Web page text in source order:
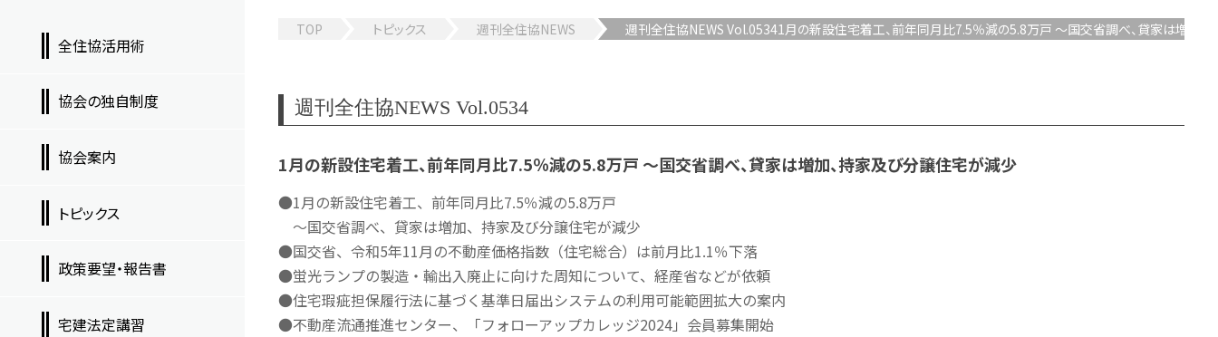
TOP トピックス 週刊全住協NEWS 週刊全住協NEWS Vol.05341月の新設住宅着工、前年同月比7.5％減の5.8万戸 ～国交省調べ、貸家は増加、
週刊全住協NEWS Vol.0534
1月の新設住宅着工、前年同月比7.5％減の5.8万戸 ～国交省調べ、貸家は増加、持家及び分譲住宅が減少
●1月の新設住宅着工、前年同月比7.5％減の5.8万戸
～国交省調べ、貸家は増加、持家及び分譲住宅が減少
●国交省、令和5年11月の不動産価格指数（住宅総合）は前月比1.1％下落
●蛍光ランプの製造・輸出入廃止に向けた周知について、経産省などが依頼
●住宅瑕疵担保履行法に基づく基準日届出システムの利用可能範囲拡大の案内
●不動産流通推進センター、「フォローアップカレッジ2024」会員募集開始
全住協活用術
協会の独自制度
協会案内
トピックス
政策要望・報告書
宅建法定講習